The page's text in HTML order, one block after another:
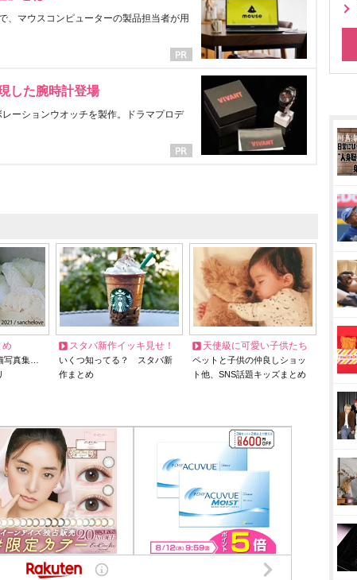
、マウスコンピューターの製品担当者が用
した腕時計登場
ーションウオッチを製作。ドラマプロデ
め
写真集…
スタバ新作イッキ見せ！
いくつ知ってる？ スタバ新
作まとめ
天使級に可愛い子供たち
ペットと子供の仲良しショッ
ト他、SNS話題キッズまとめ